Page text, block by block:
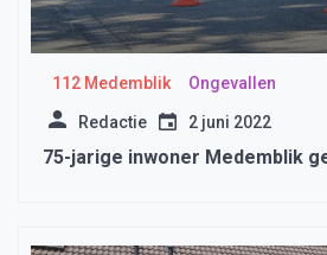
112 Medemblik Ongevallen
Redactie 2 juni 2022
75-jarige inwoner Medemblik